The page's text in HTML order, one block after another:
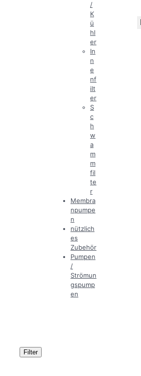
/
K
ü
hl
er
In
n
e
nf
ilt
er
S
c
h
w
a
m
m
fil
te
r
Membra
npumpe
n
nützlich
es
Zubehör
Pumpen
/
Strömun
gspump
en
Filter